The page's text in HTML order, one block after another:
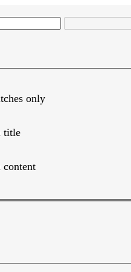
only
title
content